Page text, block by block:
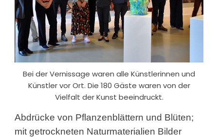
Bei der Vernissage waren alle Künstlerinnen und
Künstler vor Ort. Die 180 Gäste waren von der
Vielfalt der Kunst beeindruckt.
Abdrücke von Pflanzenblättern und Blüten;
mit getrockneten Naturmaterialien Bilder